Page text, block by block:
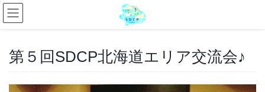
第５回SDCP北海道エリア交流会♪